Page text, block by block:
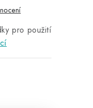
pro použití